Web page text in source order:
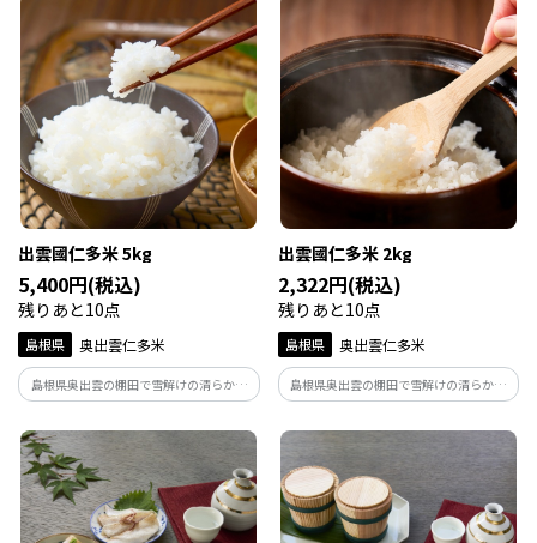
大級で深い甘味を誇る。 煌は、びっしり
敷き詰めた渋皮煮と和三盆やラム酒の上
品な風味が特徴
出雲國仁多米 5kg
5,400円(税込)
残りあと10点
島根県 奥出雲仁多米
島根県奥出雲の棚田で雪解けの清らかな
水と有機質豊富な土、そして寒暖差が粘
りと旨みのある仁多米を育みます。一年中
籾貯蔵し、出荷直前精米して産地直送で
お届け致します。
出雲國仁多米 2kg
2,322円(税込)
残りあと10点
島根県 奥出雲仁多米
島根県奥出雲の棚田で雪解けの清らかな
水と有機質豊富な土、そして寒暖差が粘
りと旨みのある仁多米を育みます。一年中
籾貯蔵し、出荷直前精米して産地直送で